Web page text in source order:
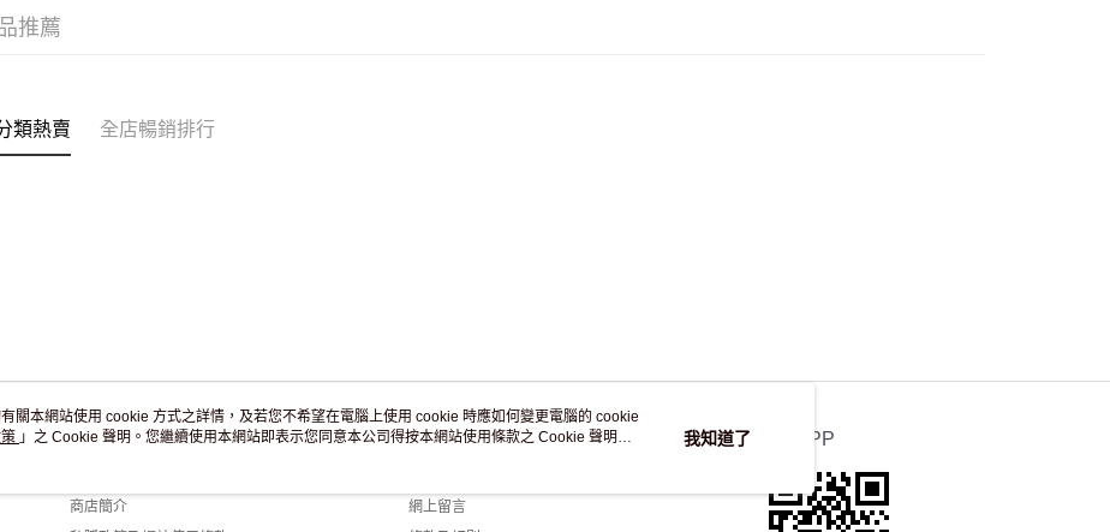
推薦
類熱賣 全店暢銷排行
關於我們
商店簡介
客戶服務
網上留言
官方APP
關本網站使用 cookie 方式之詳情，及若您不希望在電腦上使用 cookie 時應如何變更電腦的 cookie
」之 Cookie 聲明。您繼續使用本網站即表示您同意本公司得按本網站使用條款之 Cookie 聲明使
我知道了